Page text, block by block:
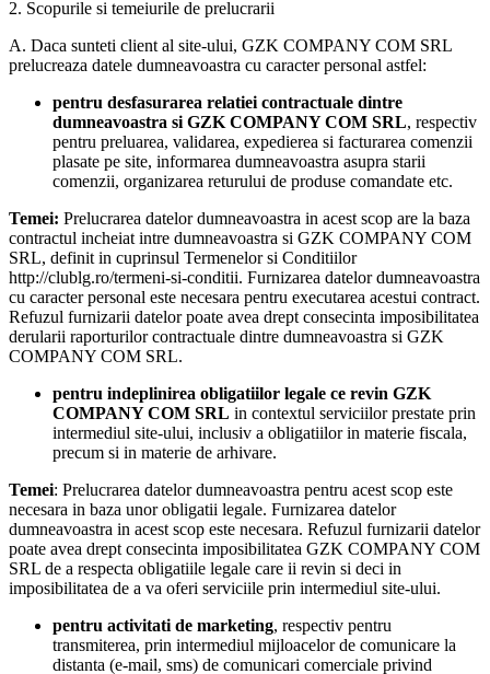
2. Scopurile si temeiurile de prelucrarii
A. Daca sunteti client al site-ului, GZK COMPANY COM SRL
prelucreaza datele dumneavoastra cu caracter personal astfel:
pentru desfasurarea relatiei contractuale dintre
dumneavoastra si GZK COMPANY COM SRL, respectiv
pentru preluarea, validarea, expedierea si facturarea comenzii
plasate pe site, informarea dumneavoastra asupra starii
comenzii, organizarea returului de produse comandate etc.
Temei: Prelucrarea datelor dumneavoastra in acest scop are la baza
contractul incheiat intre dumneavoastra si GZK COMPANY COM
SRL, definit in cuprinsul Termenelor si Conditiilor
http://clublg.ro/termeni-si-conditii. Furnizarea datelor dumneavoastra
cu caracter personal este necesara pentru executarea acestui contract.
Refuzul furnizarii datelor poate avea drept consecinta imposibilitatea
derularii raporturilor contractuale dintre dumneavoastra si GZK
COMPANY COM SRL.
pentru indeplinirea obligatiilor legale ce revin GZK
COMPANY COM SRL in contextul serviciilor prestate prin
intermediul site-ului, inclusiv a obligatiilor in materie fiscala,
precum si in materie de arhivare.
Temei: Prelucrarea datelor dumneavoastra pentru acest scop este
necesara in baza unor obligatii legale. Furnizarea datelor
dumneavoastra in acest scop este necesara. Refuzul furnizarii datelor
poate avea drept consecinta imposibilitatea GZK COMPANY COM
SRL de a respecta obligatiile legale care ii revin si deci in
imposibilitatea de a va oferi serviciile prin intermediul site-ului.
pentru activitati de marketing, respectiv pentru
transmiterea, prin intermediul mijloacelor de comunicare la
distanta (e-mail, sms) de comunicari comerciale privind